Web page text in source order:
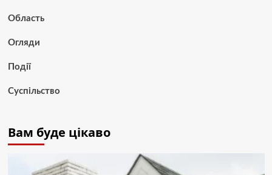
Область
Огляди
Події
Суспільство
Вам буде цікаво